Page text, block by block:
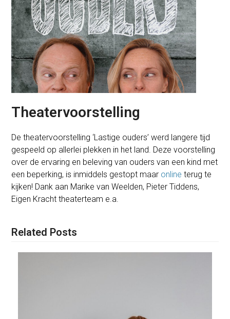
Theatervoorstelling
De theatervoorstelling ‘Lastige ouders’ werd langere tijd
gespeeld op allerlei plekken in het land. Deze voorstelling
over de ervaring en beleving van ouders van een kind met
een beperking, is inmiddels gestopt maar online terug te
kijken! Dank aan Marike van Weelden, Pieter Tiddens,
Eigen Kracht theaterteam e.a.
Related Posts